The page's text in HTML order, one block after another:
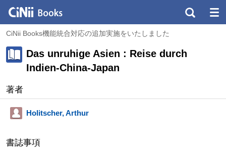
CiNii Books機能統合対応の追加実施をいたしました
Das unruhige Asien : Reise durch
Indien-China-Japan
著者
Holitscher, Arthur
書誌事項